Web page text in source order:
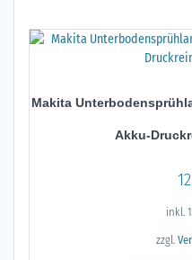
Makita
Akku-
inkl.
zzgl.